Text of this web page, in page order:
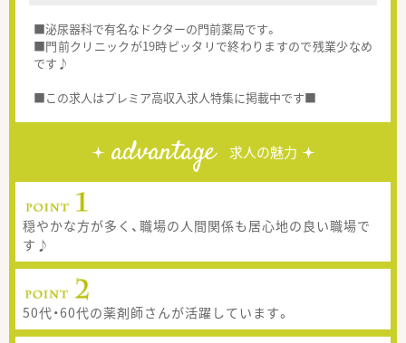
■泌尿器科で有名なドクターの門前薬局です。
■門前クリニックが19時ピッタリで終わりますので残業少なめ
です♪
■この求人はプレミア高収入求人特集に掲載中です■
advantage 求人の魅力
穏やかな方が多く、職場の人間関係も居心地の良い職場で
す♪
50代・60代の薬剤師さんが活躍しています。